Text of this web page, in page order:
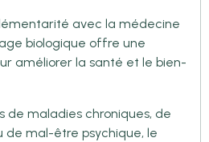
avec la médecine
biologique offre une
améliorer la santé et le bien-
de maladies chroniques, de
de mal-être psychique, le